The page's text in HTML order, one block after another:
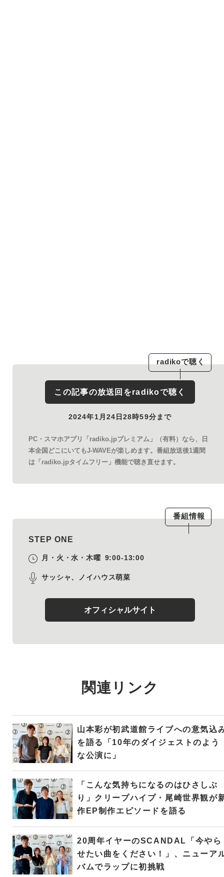
radikoで聴く
この記事の放送回をradikoで聴く
2024年1月24日28時59分まで
PC・スマホアプリ「radiko.jpプレミアム」（有料）なら、日
本全国どこにいてもJ-WAVEが楽しめます。番組放送後1週間
は「radiko.jpタイムフリー」機能で聴き直せます。
番組情報
STEP ONE
月・火・水・木曜 9:00-13:00
サッシャ、ノイハウス萌菜
オフィシャルサイト
関連リンク
山本彩が初武道館ライブへの意気込
を語る「10年のダイジェストのよう
な公演に」
「こんな気持ちになるのはひさしぶ
り」クリープハイプ・尾崎世界観が
作EP制作エピソードを語る
20周年イヤーのSCANDAL「今やら
せたい曲をください！」、ニューア
バムでラップに初挑戦